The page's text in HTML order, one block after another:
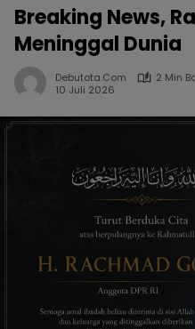
Breaking News,
Meninggal Dunia
Debutota.com
2 Min
10 Juli 2026